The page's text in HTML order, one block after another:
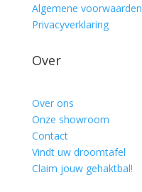
Algemene voorwaarden
Privacyverklaring
Over
Over ons
Onze showroom
Contact
Vindt uw droomtafel
Claim jouw gehaktbal!